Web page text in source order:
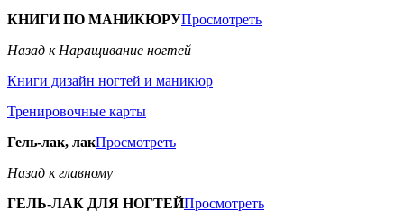
КНИГИ ПО МАНИКЮРУПросмотреть
Назад к Наращивание ногтей
Книги дизайн ногтей и маникюр
Тренировочные карты
Гель-лак, лакПросмотреть
Назад к главному
ГЕЛЬ-ЛАК ДЛЯ НОГТЕЙПросмотреть